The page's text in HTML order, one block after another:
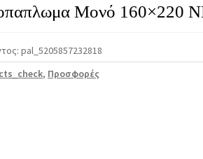
Μονό 160×220
pal_5205857232818
, Προσφορές